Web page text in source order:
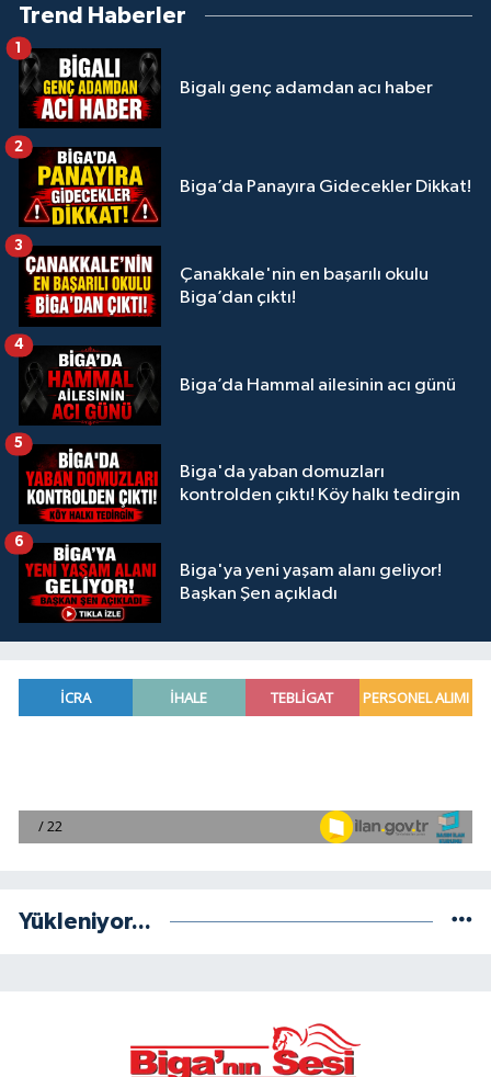
Trend Haberler
Bigalı genç adamdan acı haber
1
Biga’da Panayıra Gidecekler Dikkat!
2
Çanakkale'nin en başarılı okulu
Biga’dan çıktı!
3
Biga’da Hammal ailesinin acı günü
4
Biga'da yaban domuzları
kontrolden çıktı! Köy halkı tedirgin
5
Biga'ya yeni yaşam alanı geliyor!
Başkan Şen açıkladı
6
Yükleniyor...